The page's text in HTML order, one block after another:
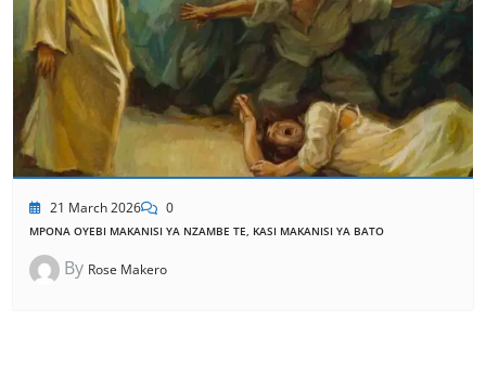
21 March 2026 0
MPONA OYEBI MAKANISI YA NZAMBE TE, KASI MAKANISI YA BATO
By Rose Makero